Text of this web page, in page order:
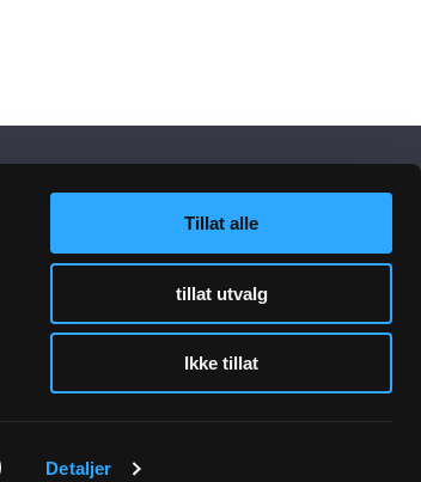
Detaljer
Tillat alle
tillat utvalg
Ikke tillat